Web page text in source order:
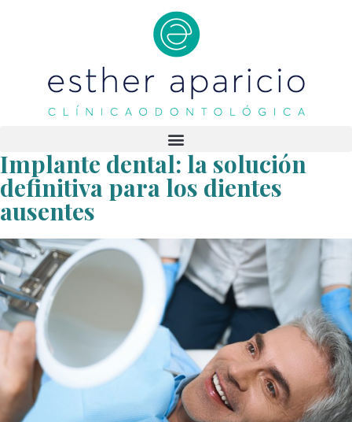
Implante dental: la solución
definitiva para los dientes
ausentes